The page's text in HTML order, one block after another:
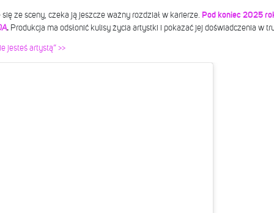
ze sceny, czeka ją jeszcze ważny rozdział w karierze. Pod koniec 2025
.Produkcja ma odsłonić kulisy życia artystki i pokazać jej doświadczenia w
jesteś artystą” >>